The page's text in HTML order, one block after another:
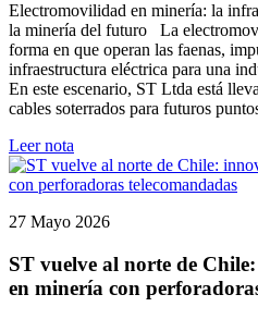
Electromovilidad en minería: la
la minería del futuro La
forma en que operan las faenas,
infraestructura eléctrica para una
En este escenario, ST Ltda está
cables soterrados para futuros
Leer nota
27 Mayo 2026
ST vuelve al norte de
en minería con